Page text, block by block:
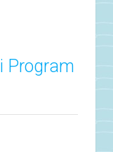
Program